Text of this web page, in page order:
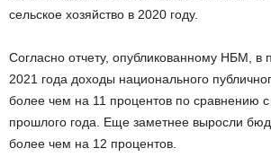
сельское хозяйство в 2020 году.
Согласно отчету, опубликованному НБМ, в
2021 года доходы национального
более чем на 11 процентов по сравнению
прошлого года. Еще заметнее выросли
более чем на 12 процентов.